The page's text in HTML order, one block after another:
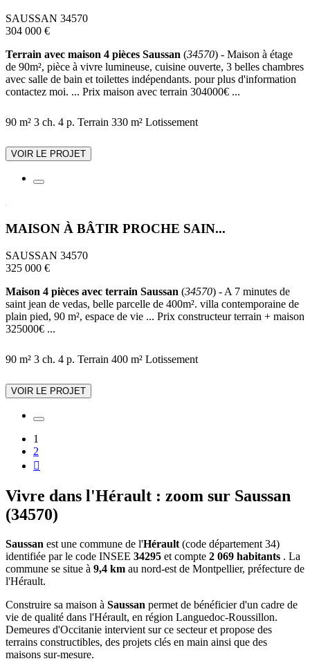
SAUSSAN 34570
304 000 €
Terrain avec maison 4 pièces Saussan (34570) - Maison à étage
de 90m², pièce à vivre lumineuse, cuisine ouverte, 3 belles chambres
avec salle de bain et toilettes indépendants. pour plus d'information
contactez moi. ... Prix maison avec terrain 304000€ ...
90 m² 3 ch. 4 p. Terrain 330 m² Lotissement
VOIR LE PROJET
MAISON À BÂTIR PROCHE SAIN...
SAUSSAN 34570
325 000 €
Maison 4 pièces avec terrain Saussan (34570) - A 7 minutes de
saint jean de vedas, belle parcelle de 400m². villa contemporaine de
plain pied, 90 m², espace de vie ... Prix constructeur terrain + maison
325000€ ...
90 m² 3 ch. 4 p. Terrain 400 m² Lotissement
VOIR LE PROJET
1
2

Vivre dans l'Hérault : zoom sur Saussan
(34570)
Saussan est une commune de l'Hérault (code département 34)
identifiée par le code INSEE 34295 et compte 2 069 habitants . La
commune se situe à 9,4 km au nord-est de Montpellier, préfecture de
l'Hérault.
Construire sa maison à Saussan permet de bénéficier d'un cadre de
vie de qualité dans l'Hérault, en région Languedoc-Roussillon.
Demeures d'Occitanie intervient sur ce secteur et propose des
terrains constructibles, des projets clés en main ainsi que des
maisons sur-mesure.